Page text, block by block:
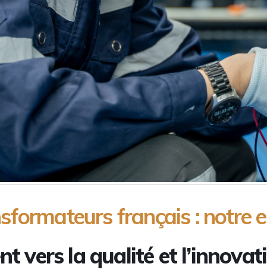
français : notre
vers la qualité et